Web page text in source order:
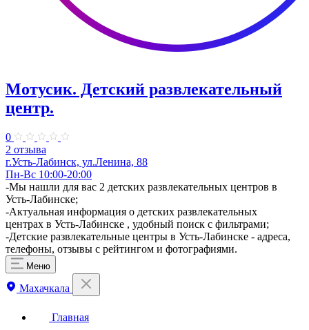
Мотусик. Детский развлекательный
центр.
0
2 отзыва
г.Усть-Лабинск, ул.Ленина, 88
Пн-Вс 10:00-20:00
-Мы нашли для вас 2 детских развлекательных центров в
Усть-Лабинске;
-Актуальная информация о детских развлекательных
центрах в Усть-Лабинске , удобный поиск с фильтрами;
-Детские развлекательные центры в Усть-Лабинске - адреса,
телефоны, отзывы с рейтингом и фотографиями.
Меню
Махачкала
Главная